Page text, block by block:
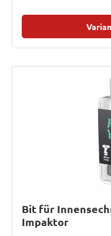
Bit für
Impaktor